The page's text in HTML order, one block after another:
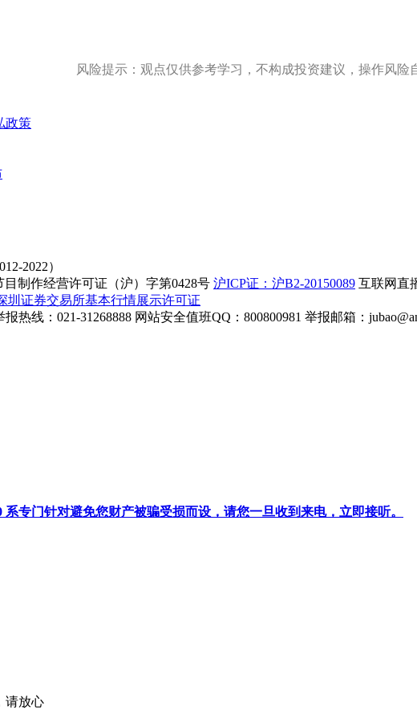
风险提示：观点仅供参考学习，不构成投资建议，操作风险
政策
2022）
目制作经营许可证（沪）字第0428号 沪ICP证：沪B2-20150089 互联网直
圳证券交易所基本行情展示许可证
热线：021-31268888 网站安全值班QQ：800800981 举报邮箱：
专门针对避免您财产被骗受损而设，请您一旦收到来电，立即接听。
请放心